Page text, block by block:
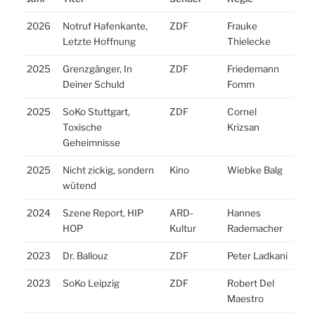
2026
Notruf Hafenkante,
Letzte Hoffnung
ZDF
Frauke
Thielecke
2025
Grenzgänger, In
Deiner Schuld
ZDF
Friedemann
Fomm
2025
SoKo Stuttgart,
Toxische
Geheimnisse
ZDF
Cornel
Krizsan
2025
Nicht zickig, sondern
wütend
Kino Wiebke Balg
2024
Szene Report, HIP
HOP
ARD-
Kultur
Hannes
Rademacher
2023 Dr. Ballouz ZDF Peter Ladkani
2023 SoKo Leipzig ZDF
Robert Del
Maestro